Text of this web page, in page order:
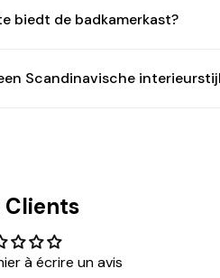
biedt de badkamerkast?
Scandinavische
Clients
à écrire un avis